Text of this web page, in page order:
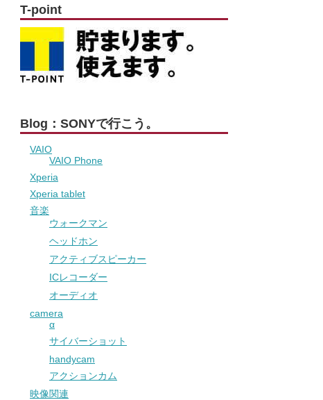
T-point
Blog：SONYで行こう。
VAIO
VAIO Phone
Xperia
Xperia tablet
音楽
ウォークマン
ヘッドホン
アクティブスピーカー
ICレコーダー
オーディオ
camera
α
サイバーショット
handycam
アクションカム
映像関連